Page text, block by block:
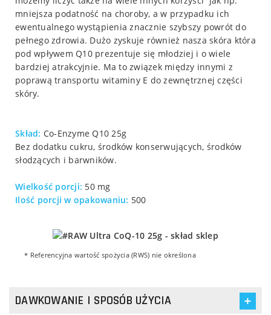
mniejsza podatność na choroby, a w przypadku ich
ewentualnego wystąpienia znacznie szybszy powrót do
pełnego zdrowia. Dużo zyskuje również nasza skóra która
pod wpływem Q10 prezentuje się młodziej i o wiele
bardziej atrakcyjnie. Ma to związek między innymi z
poprawą transportu witaminy E do zewnętrznej części
skóry.
Skład: Co-Enzyme Q10 25g
Bez dodatku cukru, środków konserwujących, środków
słodzących i barwników.
Wielkość porcji: 50 mg
Ilość porcji w opakowaniu: 500
* Referencyjna wartość spożycia (RWS) nie określona
DAWKOWANIE I SPOSÓB UŻYCIA